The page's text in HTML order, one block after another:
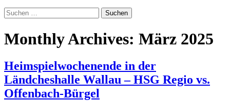
Suchen
nach:
Monthly Archives: März 2025
Heimspielwochenende in der
Ländcheshalle Wallau – HSG Regio vs.
Offenbach-Bürgel